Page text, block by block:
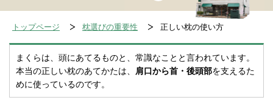
トップページ 枕選びの重要性 正しい枕の使い方
まくらは、頭にあてるものと、常識なことと言われています。
本当の正しい枕のあてかたは、
肩口から首・後頭部を支えるた
めに使っているのです。